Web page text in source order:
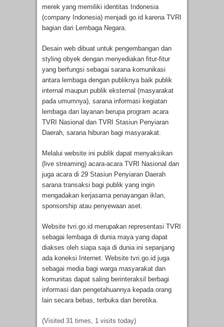
merek yang memiliki identitas Indonesia
(company Indonesia) menjadi go.id karena TVRI
bagian dari Lembaga Negara.
Desain web dibuat untuk pengembangan dan
styling obyek dengan menyediakan fitur-fitur
yang berfungsi sebagai sarana komunikasi
antara lembaga dengan publiknya baik publik
internal maupun publik eksternal (masyarakat
pada umumnya), sarana informasi kegiatan
lembaga dan layanan berupa program acara
TVRI Nasional dan TVRI Stasiun Penyiaran
Daerah, sarana hiburan bagi masyarakat.
Melalui website ini publik dapat menyaksikan
(live streaming) acara-acara TVRI Nasional dan
juga acara di 29 Stasiun Penyiaran Daerah
sarana transaksi bagi publik yang ingin
mengadakan kerjasama penayangan iklan,
sponsorship atau penyewaan aset.
Website tvri.go.id merupakan representasi TVRI
sebagai lembaga di dunia maya yang dapat
diakses oleh siapa saja di dunia ini sepanjang
ada koneksi Internet. Website tvri.go.id juga
sebagai media bagi warga masyarakat dan
komunitas dapat saling berinteraksil berbagi
informasi dan pengetahuannya kepada orang
lain secara bebas, terbuka dan beretika.
(Visited 31 times, 1 visits today)